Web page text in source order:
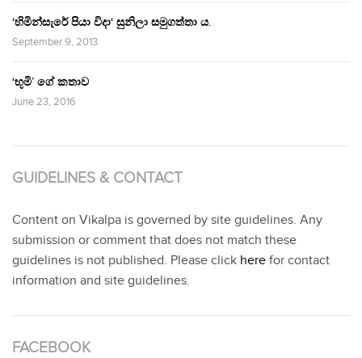
‘හිමින්සැරේ පියා විදා‘ සුනිලා සමුගත්තා ය.
September 9, 2013
‘භූමි’ ගේ කතාව
June 23, 2016
GUIDELINES & CONTACT
Content on Vikalpa is governed by site guidelines. Any
submission or comment that does not match these
guidelines is not published. Please click here for contact
information and site guidelines.
FACEBOOK